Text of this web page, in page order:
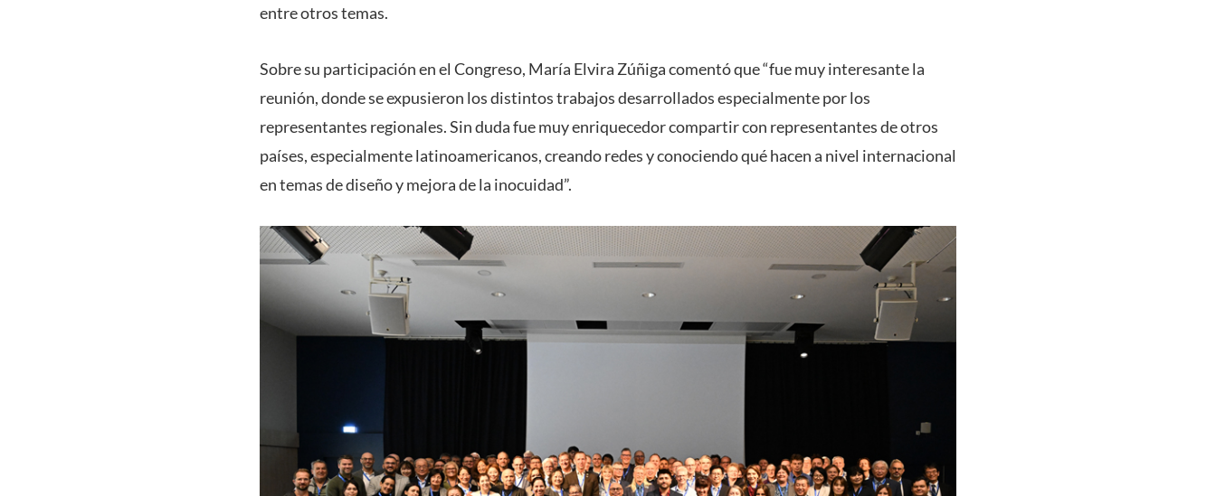
entre otros temas.
Sobre su participación en el Congreso, María Elvira Zúñiga comentó que “fue muy interesante la
reunión, donde se expusieron los distintos trabajos desarrollados especialmente por los
representantes regionales. Sin duda fue muy enriquecedor compartir con representantes de otros
países, especialmente latinoamericanos, creando redes y conociendo qué hacen a nivel internacional
en temas de diseño y mejora de la inocuidad”.